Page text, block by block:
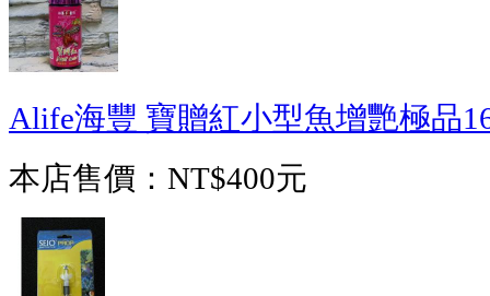
Alife海豐 寶贈紅小型魚增艷極品
本店售價： NT$400元